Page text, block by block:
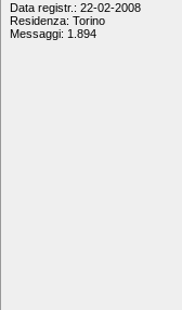
Data registr.: 22-02-2008
Residenza: Torino
Messaggi: 1.894